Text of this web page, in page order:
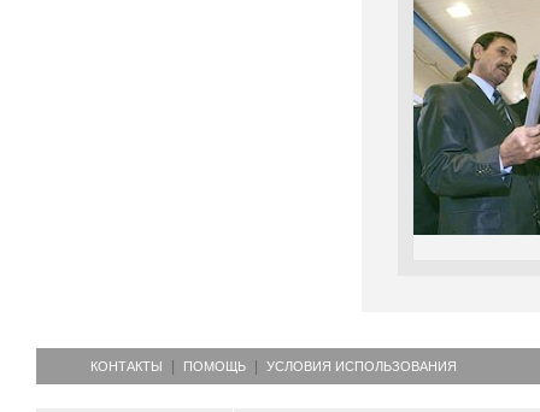
КОНТАКТЫ ПОМОЩЬ УСЛОВИЯ ИСПОЛЬЗОВАНИЯ